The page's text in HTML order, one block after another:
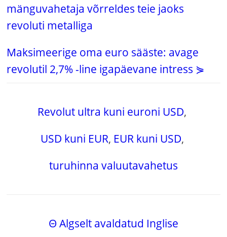
mänguvahetaja võrreldes teie jaoks
revoluti metalliga
Maksimeerige oma euro sääste: avage
revolutil 2,7% -line igapäevane intress ⋟
Revolut ultra kuni euroni USD,
USD kuni EUR, EUR kuni USD,
turuhinna valuutavahetus
Θ Algselt avaldatud Inglise